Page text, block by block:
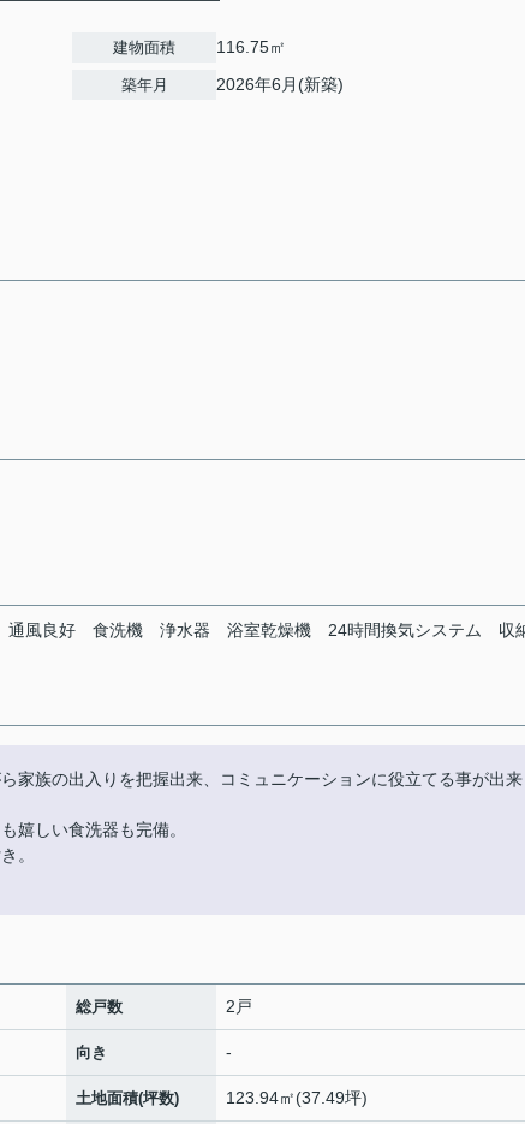
建物面積 116.75㎡
築年月 2026年6月(新築)
通風良好 食洗機 浄水器 浴室乾燥機 24時間換気システム
収
家族の出入りを把握出来、コミュニケーションに役立てる事が出
嬉しい食洗器も完備。
。
総戸数 2戸
向き -
土地面積(坪数) 123.94㎡(37.49坪)